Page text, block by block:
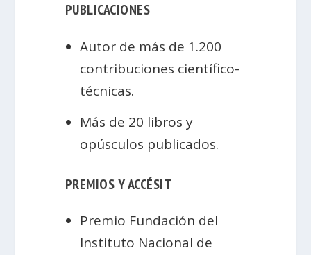
PUBLICACIONES
Autor de más de 1.200
contribuciones científico-
técnicas.
Más de 20 libros y
opúsculos publicados.
PREMIOS Y ACCÉSIT
Premio Fundación del
Instituto Nacional de